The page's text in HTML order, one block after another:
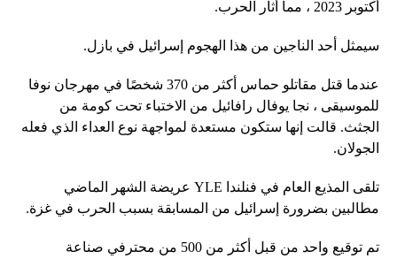
أكتوبر 2023 ، مما أثار الحرب.
سيمثل أحد الناجين من هذا الهجوم إسرائيل في بازل.
عندما قتل مقاتلو حماس أكثر من 370 شخصًا في مهرجان نوفا
للموسيقى ، نجا يوفال رافائيل من الاختباء تحت كومة من
الجثث. قالت إنها ستكون مستعدة لمواجهة نوع العداء الذي فعله
الجولان.
تلقى المذيع العام في فنلندا YLE عريضة الشهر الماضي
مطالبين بضرورة إسرائيل من المسابقة بسبب الحرب في غزة.
تم توقيع واحد من قبل أكثر من 500 من محترفي صناعة